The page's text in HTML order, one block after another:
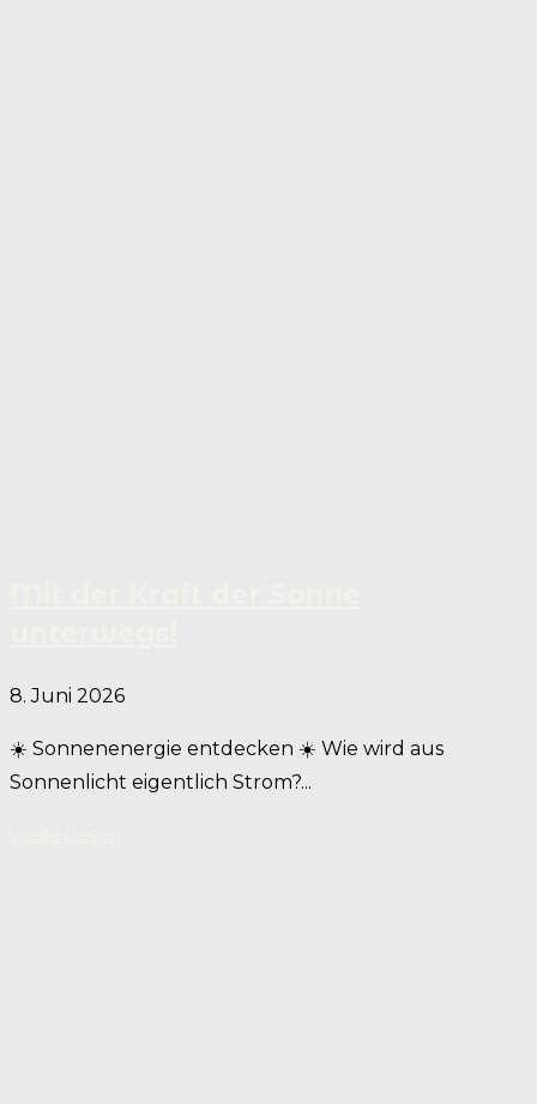
8. Juni 2026
☀️ Sonnenenergie entdecken ☀️ Wie wird aus
Sonnenlicht eigentlich Strom?...